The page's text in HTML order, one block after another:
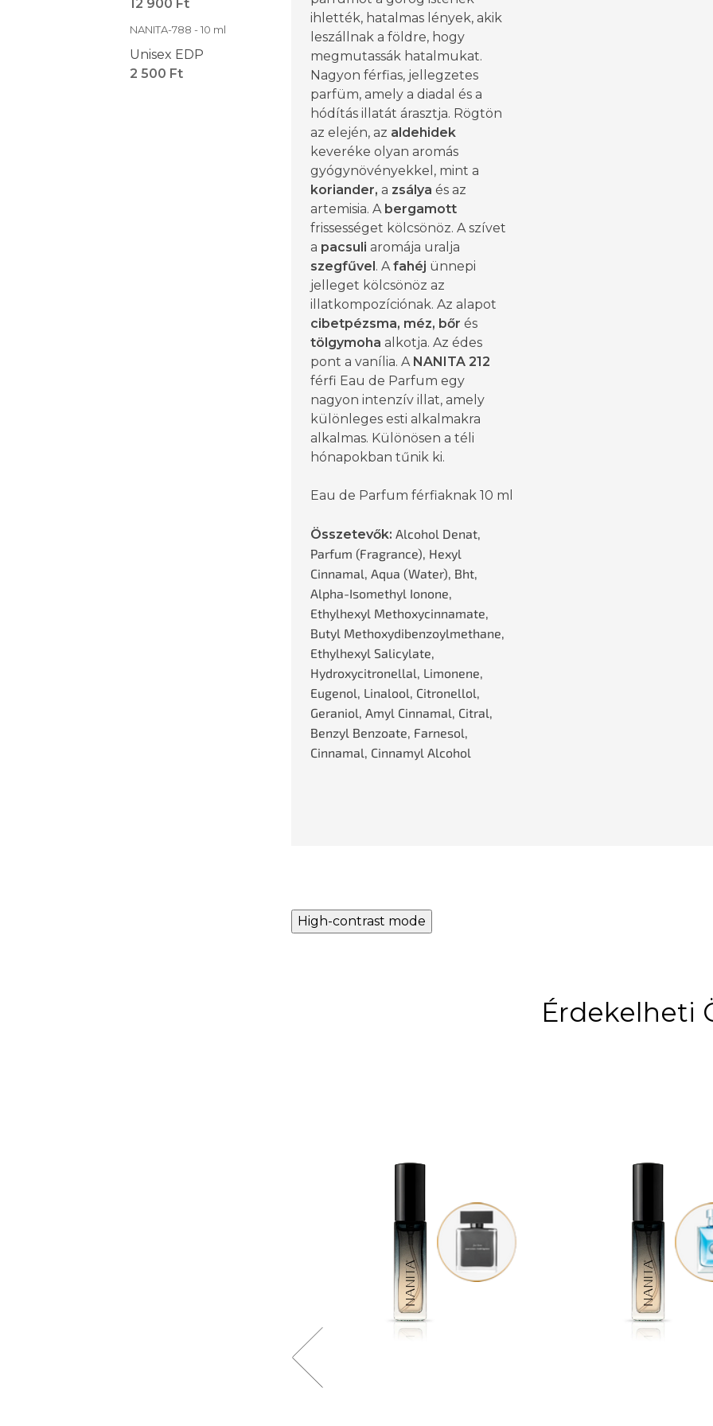
12 900 Ft
NANITA-788 - 10 ml
Unisex EDP
2 500 Ft
ihlették, hatalmas lények, akik
leszállnak a földre, hogy
megmutassák hatalmukat.
Nagyon férfias, jellegzetes
parfüm, amely a diadal és a
hódítás illatát árasztja. Rögtön
az elején, az aldehidek
keveréke olyan aromás
gyógynövényekkel, mint a
koriander, a zsálya és az
artemisia. A bergamott
frissességet kölcsönöz. A szívet
a pacsuli aromája uralja
szegfűvel . Afahéj ünnepi
jelleget kölcsönöz az
illatkompozíciónak. Az alapot
cibetpézsma, méz, bőr és
tölgymoha alkotja. Az édes
pont a vanília. A NANITA 212
férfi Eau de Parfum egy
nagyon intenzív illat, amely
különleges esti alkalmakra
alkalmas. Különösen a téli
hónapokban tűnik ki.
Eau de Parfum férfiaknak 10 ml
Összetevők: Alcohol Denat,
Parfum (Fragrance), Hexyl
Cinnamal, Aqua (Water), Bht,
Alpha-Isomethyl Ionone,
Ethylhexyl Methoxycinnamate,
Butyl Methoxydibenzoylmethane,
Ethylhexyl Salicylate,
Hydroxycitronellal, Limonene,
Eugenol, Linalool, Citronellol,
Geraniol, Amyl Cinnamal, Citral,
Benzyl Benzoate, Farnesol,
Cinnamal, Cinnamyl Alcohol
High-contrast mode
Érdekelheti